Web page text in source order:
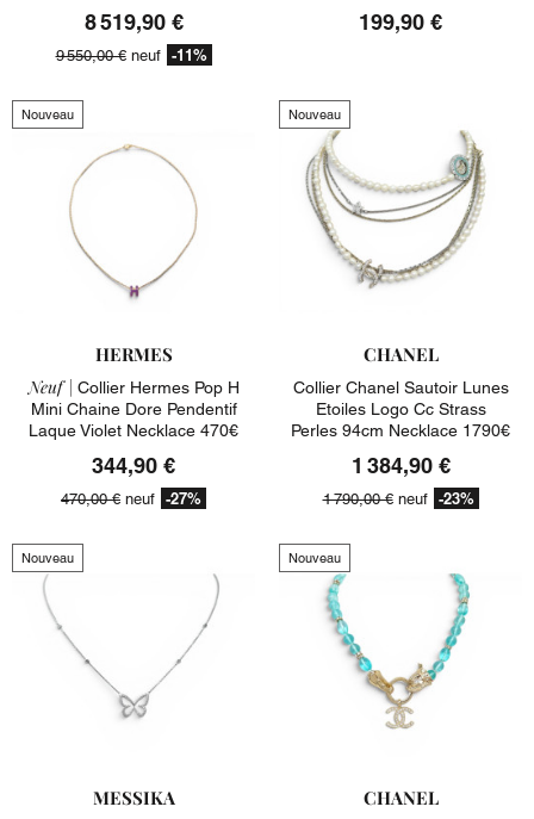
8 519,90 €
9 550,00 €neuf -11%
199,90 €
Nouveau
HERMES
Neuf | Collier Hermes Pop H
Mini Chaine Dore Pendentif
Laque Violet Necklace 470€
344,90 €
470,00 € neuf -27%
Nouveau
CHANEL
Collier Chanel Sautoir Lunes
Etoiles Logo Cc Strass
Perles 94cm Necklace 1790€
1 384,90 €
1 790,00 €neuf -23%
Nouveau
MESSIKA
Nouveau
CHANEL